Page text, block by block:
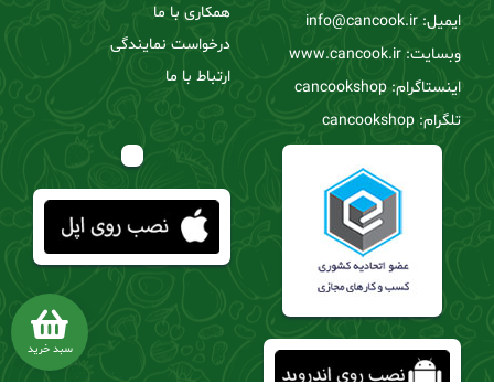
سبد خرید
ایمیل: info@cancook.ir
وبسایت: www.cancook.ir
اینستاگرام: cancookshop
تلگرام: cancookshop
همکاری با ما
درخواست نمایندگی
ارتباط با ما